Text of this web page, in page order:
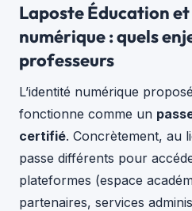
Laposte Éducation
numérique : quels
professeurs
L’identité numérique
fonctionne comme un
certifié. Concrètement, au
passe différents pour
plateformes (espace
partenaires, services